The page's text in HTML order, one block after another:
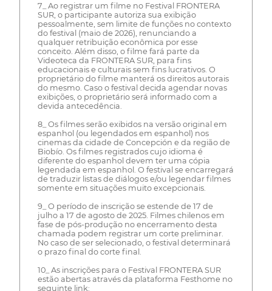
7_ Ao registrar um filme no Festival FRONTERA
SUR, o participante autoriza sua exibição
pessoalmente, sem limite de funções no contexto
do festival (maio de 2026), renunciando a
qualquer retribuição econômica por esse
conceito. Além disso, o filme fará parte da
Videoteca da FRONTERA SUR, para fins
educacionais e culturais sem fins lucrativos. O
proprietário do filme manterá os direitos autorais
do mesmo. Caso o festival decida agendar novas
exibições, o proprietário será informado com a
devida antecedência.
8_ Os filmes serão exibidos na versão original em
espanhol (ou legendados em espanhol) nos
cinemas da cidade de Concepción e da região de
Biobío. Os filmes registrados cujo idioma é
diferente do espanhol devem ter uma cópia
legendada em espanhol. O festival se encarregará
de traduzir listas de diálogos e/ou legendar filmes
somente em situações muito excepcionais.
9_ O período de inscrição se estende de 17 de
julho a 17 de agosto de 2025. Filmes chilenos em
fase de pós-produção no encerramento desta
chamada podem registrar um corte preliminar.
No caso de ser selecionado, o festival determinará
o prazo final do corte final.
10_ As inscrições para o Festival FRONTERA SUR
estão abertas através da plataforma Festhome no
seguinte link: